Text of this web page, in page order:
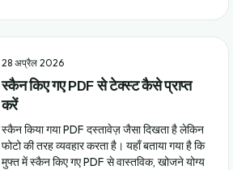
28 अप्रैल 2026
स्कैन किए गए PDF से टेक्स्ट कैसे प्राप्त
करें
स्कैन किया गया PDF दस्तावेज़ जैसा दिखता है लेकिन
फोटो की तरह व्यवहार करता है। यहाँ बताया गया है कि
मुफ्त में स्कैन किए गए PDF से वास्तविक, खोजने योग्य